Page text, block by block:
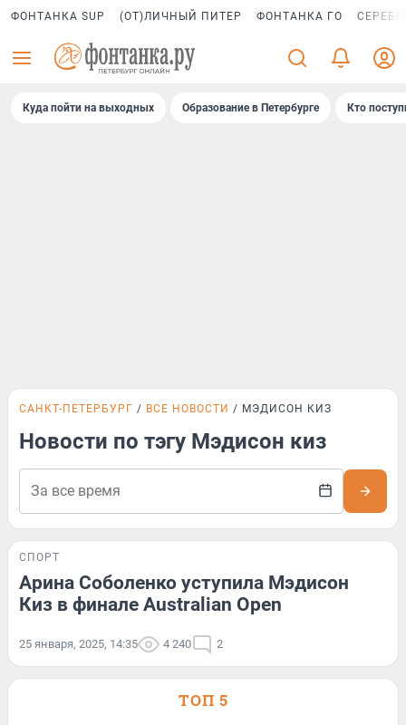
ФОНТАНКА SUP (ОТ)ЛИЧНЫЙ ПИТЕР ФОНТАНКА ГО
Куда пойти на выходных Образование в Петербурге Кто
САНКТ-ПЕТЕРБУРГ ВСЕ НОВОСТИ МЭДИСОН КИЗ
Новости по тэгу Мэдисон киз
СПОРТ
Арина Соболенко уступила Мэдисон
Киз в финале Australian Open
25 января, 2025, 14:35 4 240 2
ТОП 5